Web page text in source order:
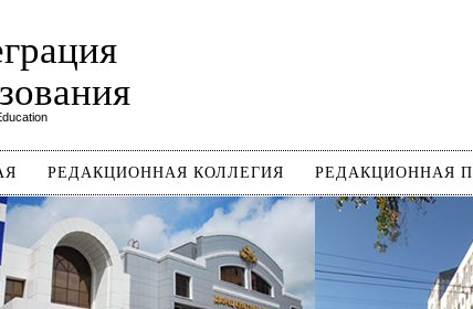
РЕДАКЦИОННАЯ КОЛЛЕГИЯ РЕДАКЦИОННАЯ